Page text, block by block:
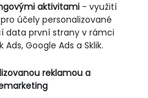
aktivitami - využití
účely personalizované
data první strany v rámci
Google Ads a Sklik.
reklamou a